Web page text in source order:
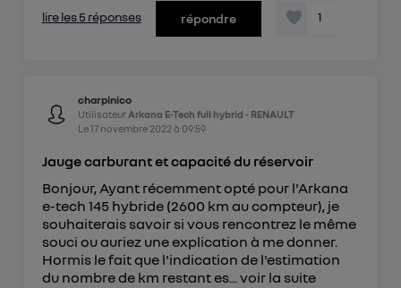
lire les 5 réponses répondre 1
charpinico
Utilisateur Arkana E-Tech full hybrid - RENAULT
Le17 novembre 2022 à 09:59
Jauge carburant et capacité du réservoir
Bonjour, Ayant récemment opté pour l'Arkana
e-tech 145 hybride (2600 km au compteur), je
souhaiterais savoir si vous rencontrez le même
souci ou auriez une explication à me donner.
Hormis le fait que l'indication de l'estimation
du nombre de km restant es...voir la suite